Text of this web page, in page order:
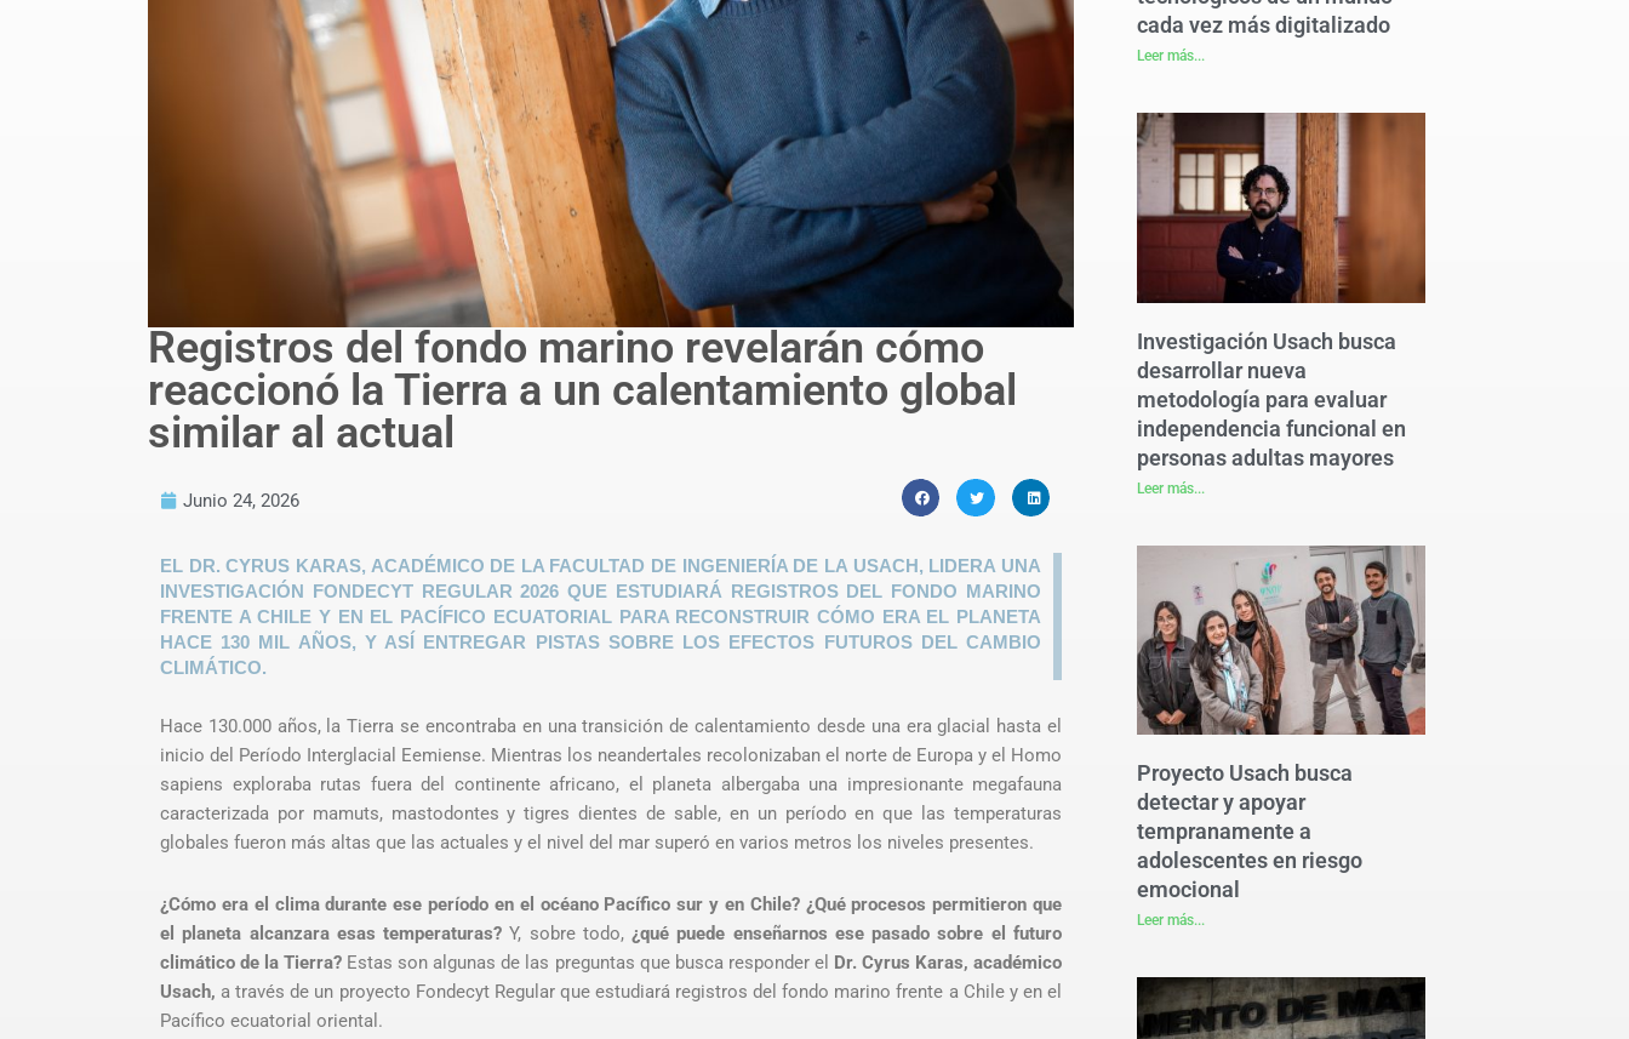
Registros del fondo marino revelarán cómo
reaccionó la Tierra a un calentamiento global
similar al actual
Junio 24, 2026
EL DR. CYRUS KARAS, ACADÉMICO DE LA FACULTAD DE INGENIERÍA DE LA USACH, LIDERA UNA
INVESTIGACIÓN FONDECYT REGULAR 2026 QUE ESTUDIARÁ REGISTROS DEL FONDO MARINO
FRENTE A CHILE Y EN EL PACÍFICO ECUATORIAL PARA RECONSTRUIR CÓMO ERA EL PLANETA
HACE 130 MIL AÑOS, Y ASÍ ENTREGAR PISTAS SOBRE LOS EFECTOS FUTUROS DEL CAMBIO
CLIMÁTICO.
Hace 130.000 años, la Tierra se encontraba en una transición de calentamiento desde una era glacial hasta el
inicio del Período Interglacial Eemiense. Mientras los neandertales recolonizaban el norte de Europa y el Homo
sapiens exploraba rutas fuera del continente africano, el planeta albergaba una impresionante megafauna
caracterizada por mamuts, mastodontes y tigres dientes de sable, en un período en que las temperaturas
globales fueron más altas que las actuales y el nivel del mar superó en varios metros los niveles presentes.
¿Cómo era el clima durante ese período en el océano Pacífico sur y en Chile? ¿Qué procesos permitieron que
el planeta alcanzara esas temperaturas? Y, sobre todo, ¿qué puede enseñarnos ese pasado sobre el futuro
climático de la Tierra? Estas son algunas de las preguntas que busca responder el Dr. Cyrus Karas, académico
Usach, a través de un proyecto Fondecyt Regular que estudiará registros del fondo marino frente a Chile y en el
Pacífico ecuatorial oriental.
cada vez más digitalizado
Leer más...
Investigación Usach busca
desarrollar nueva
metodología para evaluar
independencia funcional en
personas adultas mayores
Leer más...
Proyecto Usach busca
detectar y apoyar
tempranamente a
adolescentes en riesgo
emocional
Leer más...